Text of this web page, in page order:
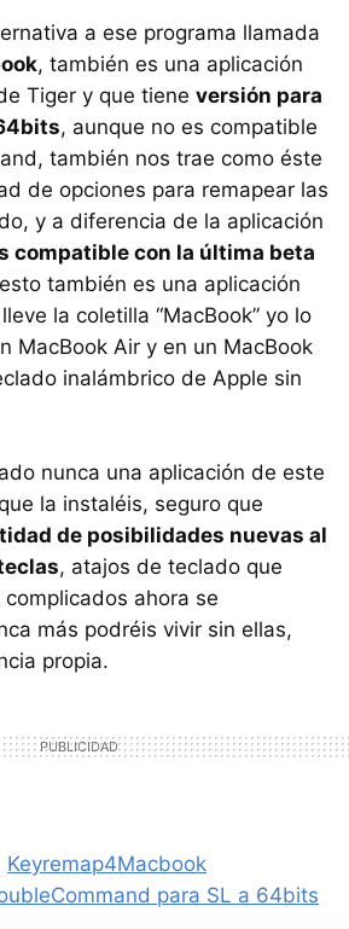
a ese programa llamada
, también es una aplicación
Tiger y que tiene versión para
, aunque no es compatible
también nos trae como éste
de opciones para remapear las
y a diferencia de la aplicación
compatible con la última beta
también es una aplicación
la coletilla “MacBook” yo lo
MacBook Air y en un MacBook
inalámbrico de Apple sin
nunca una aplicación de este
la instaléis, seguro que
de posibilidades nuevas al
, atajos de teclado que
ahora se
más podréis vivir sin ellas,
propia.
Keyremap4Macbook
para SL a 64bits